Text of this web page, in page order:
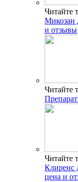
Читайте
Микозан
и отзывы
Читайте
Читайте
Клиренс
цена и